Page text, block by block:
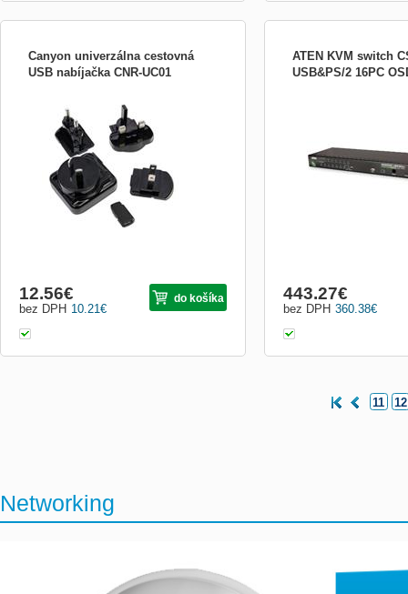
Canyon univerzálna cestovná
USB nabíjačka CNR-UC01
Canyon univerzálna cestovná nabíjačka 5
rôznych napájacích konektorov pre
väčšinu elektrických zásuviek po celom
svete, vrátane USB. Maximálny výstup 5W
Kdeľkovek na cestách ste, nezostanete
bez elektriny! Sada obsahuje adaptéry do
steny + autonabíjačku s
10.21€
bez DPH
12.56€ do košíka
ATEN KVM switch
USB&PS/2 16PC
spravovat 16 PC na
2x kabel v sadě (1xSP/
umožňuje připojit PC i
360.38€
bez DPH
443.27€
11 12
Networking